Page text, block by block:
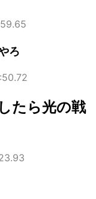
ろ
たら光の戦